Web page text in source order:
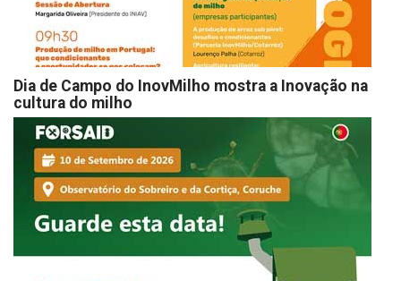
Dia de Campo do InovMilho mostra a Inovação na
cultura do milho